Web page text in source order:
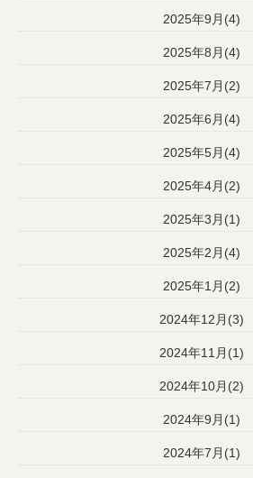
2025年9月(4)
2025年8月(4)
2025年7月(2)
2025年6月(4)
2025年5月(4)
2025年4月(2)
2025年3月(1)
2025年2月(4)
2025年1月(2)
2024年12月(3)
2024年11月(1)
2024年10月(2)
2024年9月(1)
2024年7月(1)